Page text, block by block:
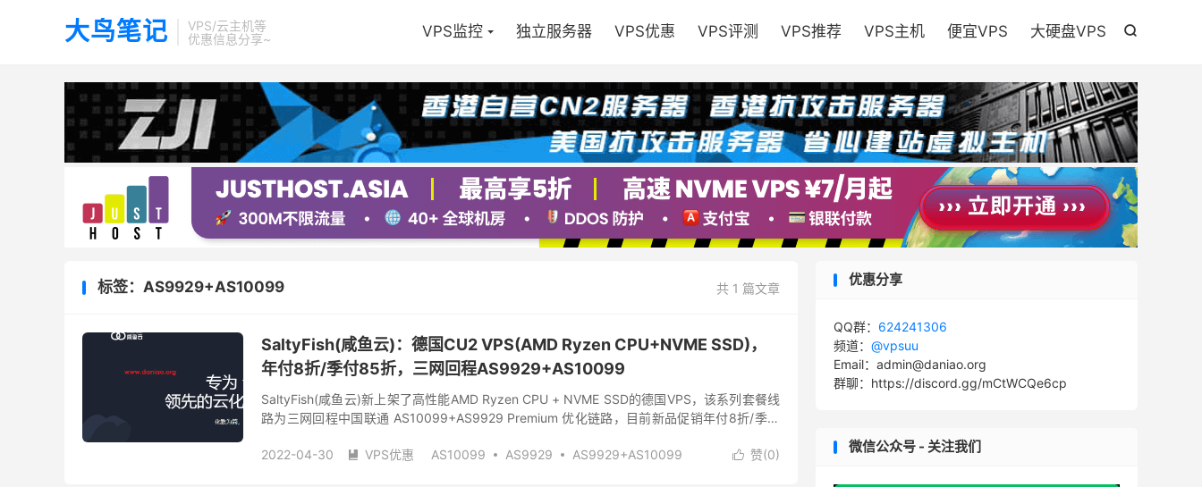
大鸟笔记
VPS/云主机等
优惠信息分享~

VPS监控 独立服务器 VPS优惠 VPS评测 VPS推荐 VPS主机 便宜VPS 大硬盘VPS
共 1 篇文章
标签：AS9929+AS10099
SaltyFish(咸鱼云)：德国CU2 VPS(AMD Ryzen CPU+NVME SSD)，
年付8折/季付85折，三网回程AS9929+AS10099
SaltyFish(咸鱼云)新上架了高性能AMD Ryzen CPU + NVME SSD的德国VPS，该系列套餐线
路为三网回程中国联通 AS10099+AS9929 Premium 优化链路，目前新品促销年付8折/季付
 赞(0)
2022-04-30  VPS优惠 AS10099 AS9929
AS9929+AS10099
优惠分享
QQ群： 624241306
频道： @vpsuu
Email：admin@daniao.org
群聊：https://discord.gg/mCtWCQe6cp
微信公众号 - 关注我们